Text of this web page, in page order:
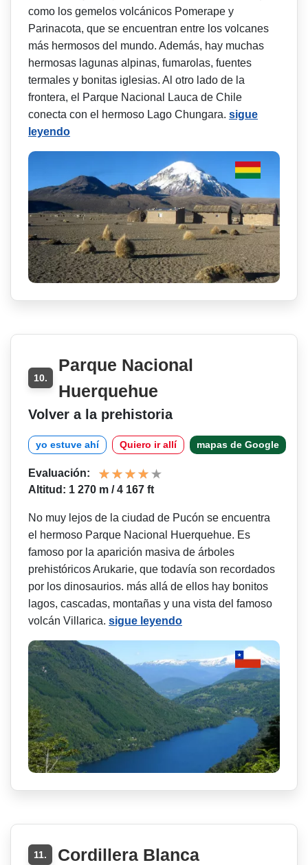
como los gemelos volcánicos Pomerape y
Parinacota, que se encuentran entre los volcanes
más hermosos del mundo. Además, hay muchas
hermosas lagunas alpinas, fumarolas, fuentes
termales y bonitas iglesias. Al otro lado de la
frontera, el Parque Nacional Lauca de Chile
conecta con el hermoso Lago Chungara. sigue
leyendo
10.
Parque Nacional
Huerquehue
Volver a la prehistoria
yo estuve ahí Quiero ir allí mapas de Google
Evaluación:
Altitud: 1 270 m / 4 167 ft
No muy lejos de la ciudad de Pucón se encuentra
el hermoso Parque Nacional Huerquehue. Es
famoso por la aparición masiva de árboles
prehistóricos Arukarie, que todavía son recordados
por los dinosaurios. más allá de ellos hay bonitos
lagos, cascadas, montañas y una vista del famoso
volcán Villarica. sigue leyendo
11. Cordillera Blanca